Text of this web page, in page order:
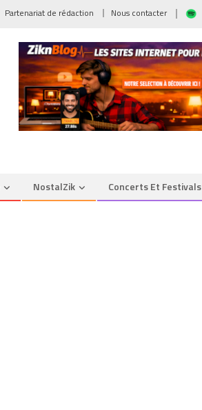
Partenariat de rédaction Nous contacter
NostalZik Concerts Et Festivals